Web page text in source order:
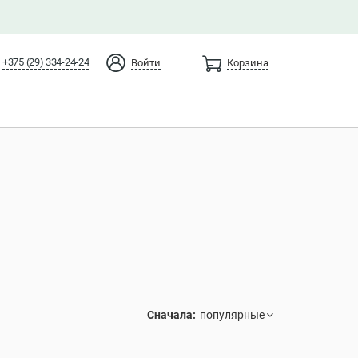
+375 (29) 334-24-24 Войти Корзина
Сначала: